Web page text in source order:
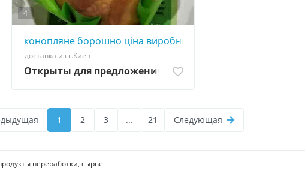
4
конопляне борошно ціна виробника
доставка из г.Киев
Открыты для предложений
1 2 3 ... 21 Следующая
переработки, сырье